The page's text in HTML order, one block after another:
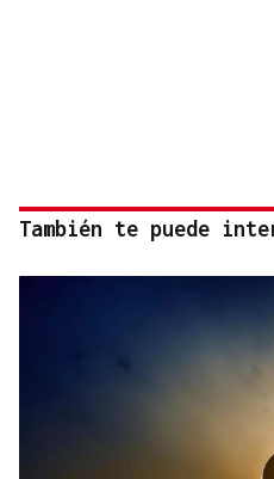
También te puede